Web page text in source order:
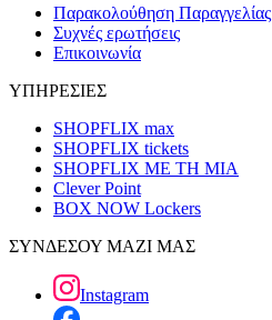
Παρακολούθηση Παραγγελίας
Συχνές ερωτήσεις
Επικοινωνία
ΥΠΗΡΕΣΙΕΣ
SHOPFLIX max
SHOPFLIX tickets
SHOPFLIX ΜΕ ΤΗ ΜΙΑ
Clever Point
BOX NOW Lockers
ΣΥΝΔΕΣΟΥ ΜΑΖΙ ΜΑΣ
Instagram